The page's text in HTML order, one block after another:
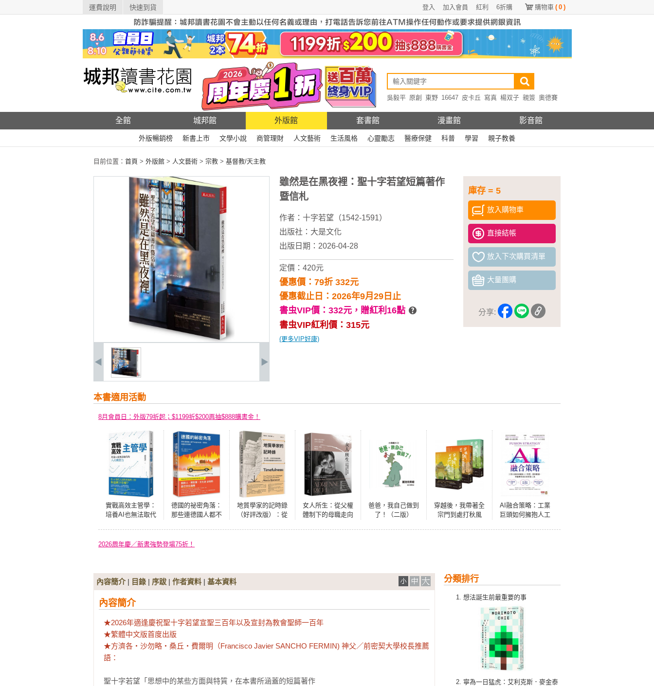
運費說明 快速到貨 購物車 ( 0 )
6折購
紅利
加入會員
登入
吳毅平 原創 東野 16647 皮卡丘 寫真 楊双子 親簽 奧德賽
全館 城邦館 外版館 套書館 漫畫館 影音館
外版暢銷榜 新書上市 文學小說 商管理財 人文藝術 生活風格 心靈勵志 醫療保健 科普 學習 親子教養
目前位置： 首頁 > 外版館 > 人文藝術 > 宗教 > 基督教/天主教
庫存 = 5
放入購物車
直接結帳
放入下次購買清單
大量團購
分享:
雖然是在黑夜裡：聖十字若望短篇著作
暨信札
作者： 十字若望（1542-1591）
出版社： 大是文化
出版日期：2026-04-28
定價：420元
優惠價：79折 332元
優惠截止日：2026年9月29日止
書虫VIP價：332元， 贈紅利16點
書虫VIP紅利價：315元
(更多VIP好康)
本書適用活動
8月會員日：外版79折起；$1199折$200再抽$888購書金！
實戰高效主管學：
培養AI也無法取代
德國的祕密角落：
那些連德國人都不
地質學家的記時錄
（好評改版）：從
女人所生：從父權
體制下的母職走向
爸爸，我自己做到
了！（二版）
穿越後，我帶著全
宗門到處打秋風
AI融合策略：工業
巨頭如何擁抱人工
2026周年慶／新書強勢登場75折！
分類排行
想法誕生前最重要的事
寧為一日猛虎：艾利克斯．麥金泰
內容簡介| 目錄 | 序跋 | 作者資料 | 基本資料
內容簡介
★2026年適逢慶祝聖十字若望宣聖三百年以及宣封為教會聖師一百年
★繁體中文版首度出版
★方濟各・沙勿略・桑丘・費爾明（Francisco Javier SANCHO FERMIN) 神父／前密契大學校長推薦
語：
聖十字若望「思想中的某些方面與特質，在本書所涵蓋的短篇著作